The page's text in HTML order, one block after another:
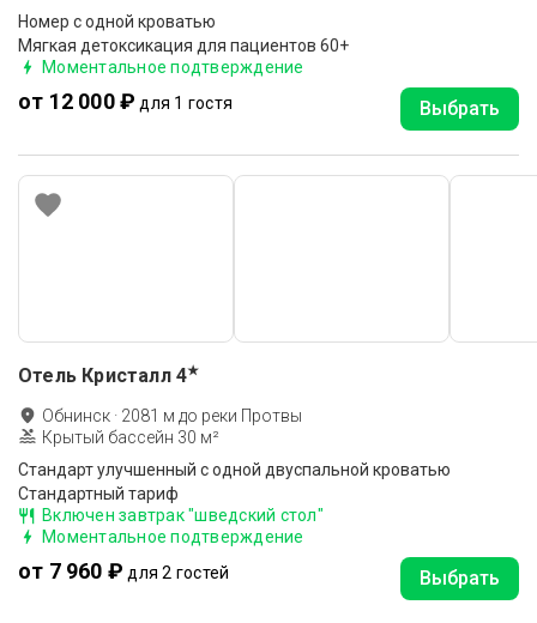
Номер с одной кроватью
Мягкая детоксикация для пациентов 60+
Моментальное подтверждение
от 12 000 ₽ для 1 гостя Выбрать
Отель Кристалл 4★
Обнинск · 2081 м до реки Протвы
Крытый бассейн 30 м²
Стандарт улучшенный с одной двуспальной кроватью
Стандартный тариф
Включен завтрак "шведский стол"
Моментальное подтверждение
от 7 960 ₽ для 2 гостей Выбрать